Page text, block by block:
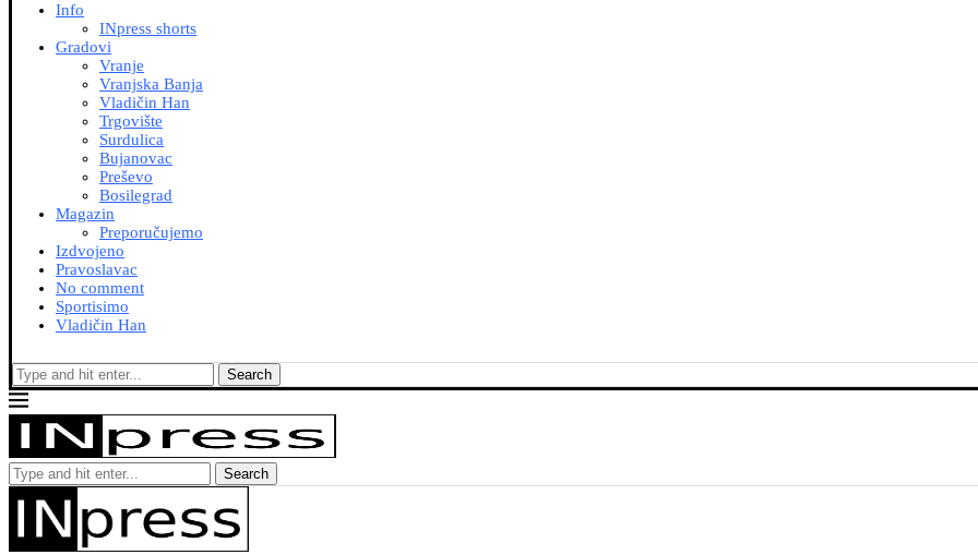
Info
INpress shorts
Gradovi
Vranje
Vranjska Banja
Vladičin Han
Trgovište
Surdulica
Bujanovac
Preševo
Bosilegrad
Magazin
Preporučujemo
Izdvojeno
Pravoslavac
No comment
Sportisimo
Vladičin Han
Search
Search